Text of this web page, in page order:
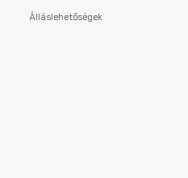
Álláslehetőségek